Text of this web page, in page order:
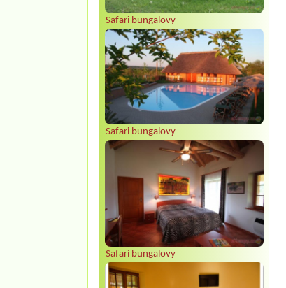
Safari bungalovy
Safari bungalovy
Safari bungalovy